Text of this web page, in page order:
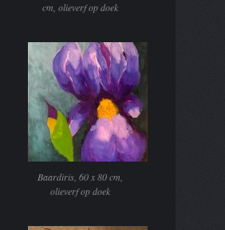
cm, olieverf op doek
Baardiris, 60 x 80 cm,
olieverf op doek